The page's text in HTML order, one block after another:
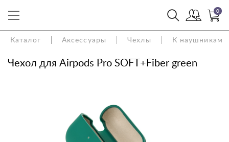
0
Каталог Аксессуары Чехлы К наушникам
Чехол для Airpods Pro SOFT+Fiber green